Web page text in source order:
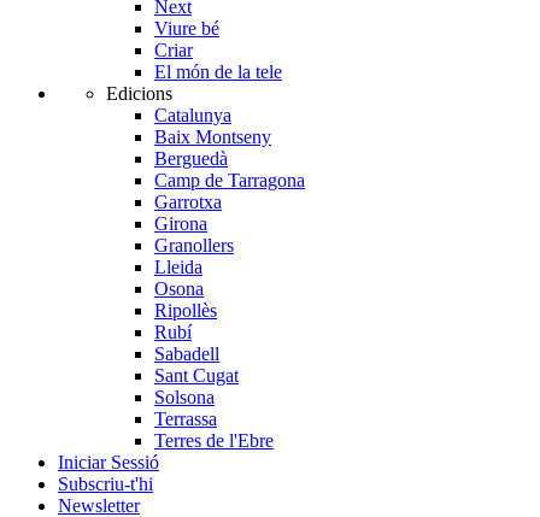
Next
Viure bé
Criar
El món de la tele
Edicions
Catalunya
Baix Montseny
Berguedà
Camp de Tarragona
Garrotxa
Girona
Granollers
Lleida
Osona
Ripollès
Rubí
Sabadell
Sant Cugat
Solsona
Terrassa
Terres de l'Ebre
Iniciar Sessió
Subscriu-t'hi
Newsletter